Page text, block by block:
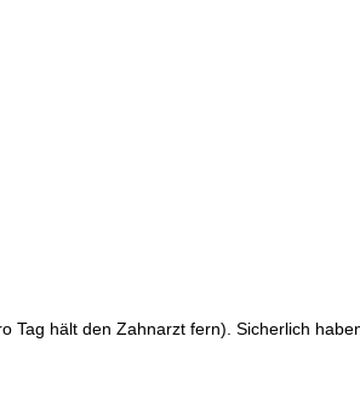
hält den Zahnarzt fern). Sicherlich